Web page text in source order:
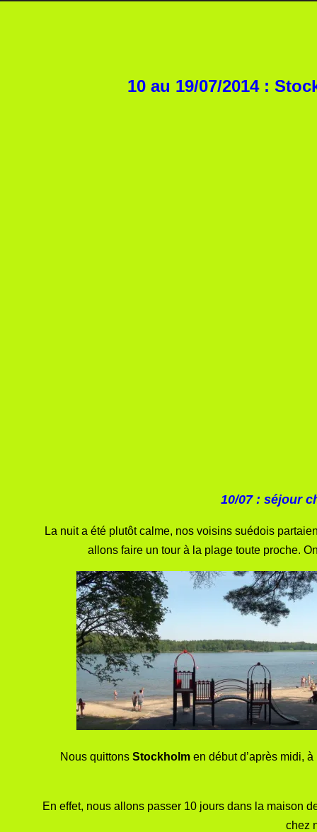
10 au 19/07/2014 :
10/07 : séjour
La nuit a été plutôt calme, nos voisins suédois
allons faire un tour à la plage toute proche.
Nous quittons Stockholm en début d’après midi,
En effet, nous allons passer 10 jours dans la maison
chez